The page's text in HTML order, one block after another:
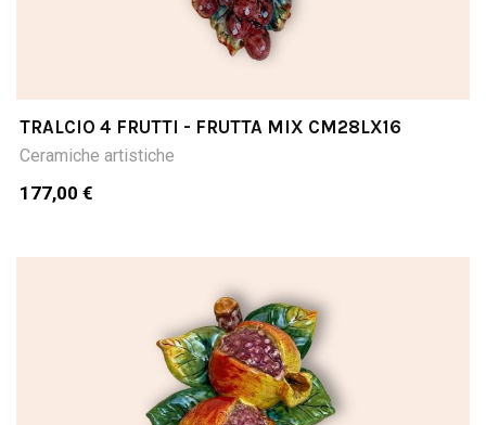
TRALCIO 4 FRUTTI - FRUTTA MIX CM28LX16
Ceramiche artistiche
177,00 €